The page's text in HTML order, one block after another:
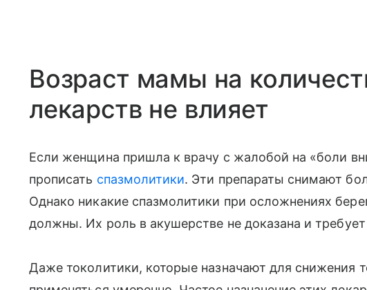
Возраст мамы на
лекарств не влияет
Если женщина пришла к врачу с жалобой на «боли
прописать спазмолитики. Эти препараты снимают
Однако никакие спазмолитики при осложнениях
должны. Их роль в акушерстве не доказана и
Даже токолитики, которые назначают для снижения